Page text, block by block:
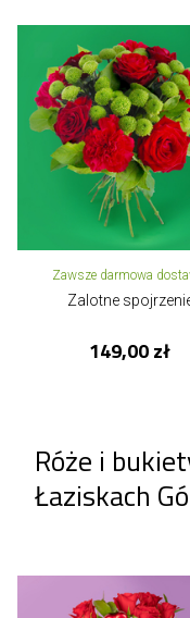
Zawsze darmowa
Zalotne
149,00 zł
Róże i
Łaziskach